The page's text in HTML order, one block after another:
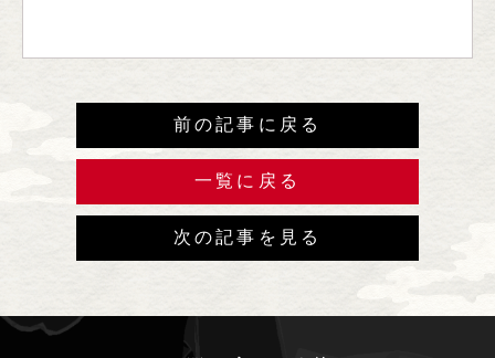
前の記事に戻る
一覧に戻る
次の記事を見る